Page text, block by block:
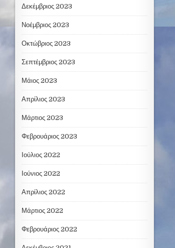
Δεκέμβριος 2023
Νοέμβριος 2023
Οκτώβριος 2023
Σεπτέμβριος 2023
Μάιος 2023
Απρίλιος 2023
Μάρτιος 2023
Φεβρουάριος 2023
Ιούλιος 2022
Ιούνιος 2022
Απρίλιος 2022
Μάρτιος 2022
Φεβρουάριος 2022